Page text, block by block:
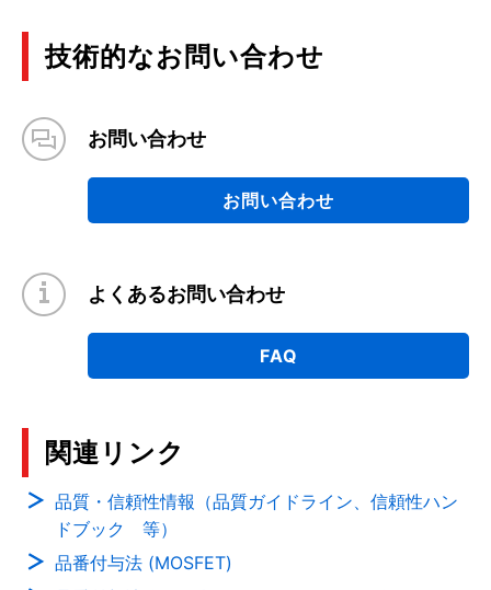
技術的なお問い合わせ
お問い合わせ
お問い合わせ
よくあるお問い合わせ
FAQ
関連リンク
品質・信頼性情報（品質ガイドライン、信頼性ハン
ドブック 等）
品番付与法 (MOSFET)